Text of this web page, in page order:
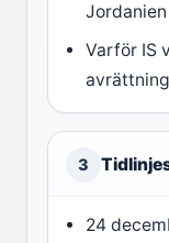
Jordanien
Varför IS
3
24